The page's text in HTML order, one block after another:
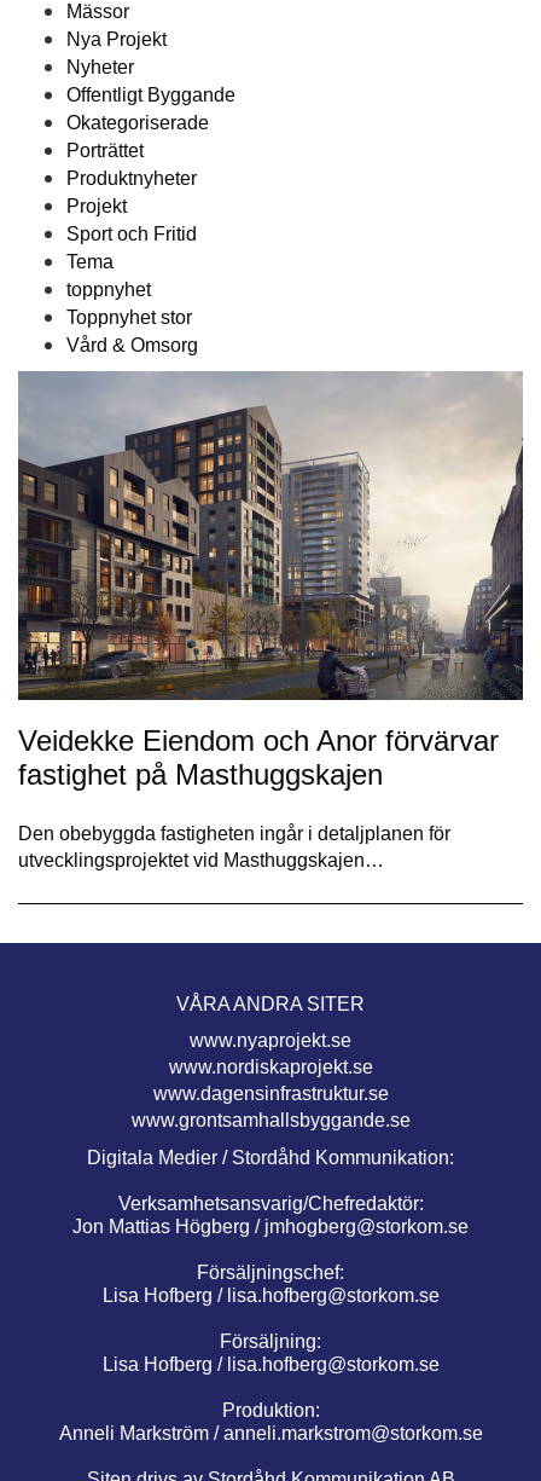
Mässor
Nya Projekt
Nyheter
Offentligt Byggande
Okategoriserade
Porträttet
Produktnyheter
Projekt
Sport och Fritid
Tema
toppnyhet
Toppnyhet stor
Vård & Omsorg
Veidekke Eiendom och Anor förvärvar
fastighet på Masthuggskajen
Den obebyggda fastigheten ingår i detaljplanen för
utvecklingsprojektet vid Masthuggskajen…
VÅRA ANDRA SITER
www.nyaprojekt.se
www.nordiskaprojekt.se
www.dagensinfrastruktur.se
www.grontsamhallsbyggande.se
Digitala Medier / Stordåhd Kommunikation:
Verksamhetsansvarig/Chefredaktör:
Jon Mattias Högberg / jmhogberg@storkom.se
Försäljningschef:
Lisa Hofberg / lisa.hofberg@storkom.se
Försäljning:
Lisa Hofberg / lisa.hofberg@storkom.se
Produktion:
Anneli Markström /anneli.markstrom@storkom.se